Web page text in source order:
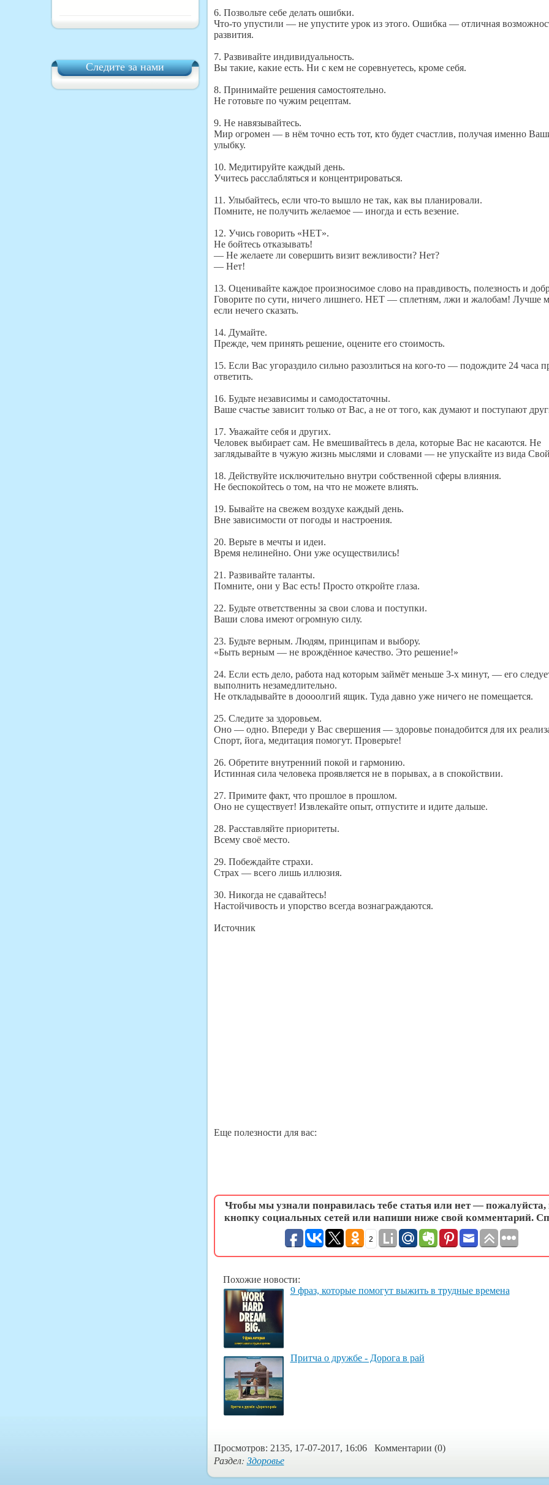
Следите за нами
6. Позвольте себе делать ошибки.
Что-то упустили — не упустите урок из этого. Ошибка — отличная
развития.
7. Развивайте индивидуальность.
Вы такие, какие есть. Ни с кем не соревнуетесь, кроме себя.
8. Принимайте решения самостоятельно.
Не готовьте по чужим рецептам.
9. Не навязывайтесь.
Мир огромен — в нём точно есть тот, кто будет счастлив, получая именно
улыбку.
10. Медитируйте каждый день.
Учитесь расслабляться и концентрироваться.
11. Улыбайтесь, если что-то вышло не так, как вы планировали.
Помните, не получить желаемое — иногда и есть везение.
12. Учись говорить «НЕТ».
Не бойтесь отказывать!
— Не желаете ли совершить визит вежливости? Нет?
— Нет!
13. Оценивайте каждое произносимое слово на правдивость, полезность и
Говорите по сути, ничего лишнего. НЕТ — сплетням, лжи и жалобам! Лучше
если нечего сказать.
14. Думайте.
Прежде, чем принять решение, оцените его стоимость.
15. Если Вас угораздило сильно разозлиться на кого-то — подождите 24 часа
ответить.
16. Будьте независимы и самодостаточны.
Ваше счастье зависит только от Вас, а не от того, как думают и поступают
17. Уважайте себя и других.
Человек выбирает сам. Не вмешивайтесь в дела, которые Вас не касаются. Не
заглядывайте в чужую жизнь мыслями и словами — не упускайте из вида
18. Действуйте исключительно внутри собственной сферы влияния.
Не беспокойтесь о том, на что не можете влиять.
19. Бывайте на свежем воздухе каждый день.
Вне зависимости от погоды и настроения.
20. Верьте в мечты и идеи.
Время нелинейно. Они уже осуществились!
21. Развивайте таланты.
Помните, они у Вас есть! Просто откройте глаза.
22. Будьте ответственны за свои слова и поступки.
Ваши слова имеют огромную силу.
23. Будьте верным. Людям, принципам и выбору.
«Быть верным — не врождённое качество. Это решение!»
24. Если есть дело, работа над которым займёт меньше 3-х минут, — его
выполнить незамедлительно.
Не откладывайте в доооолгий ящик. Туда давно уже ничего не помещается.
25. Следите за здоровьем.
Оно — одно. Впереди у Вас свершения — здоровье понадобится для их
Спорт, йога, медитация помогут. Проверьте!
26. Обретите внутренний покой и гармонию.
Истинная сила человека проявляется не в порывах, а в спокойствии.
27. Примите факт, что прошлое в прошлом.
Оно не существует! Извлекайте опыт, отпустите и идите дальше.
28. Расставляйте приоритеты.
Всему своё место.
29. Побеждайте страхи.
Страх — всего лишь иллюзия.
30. Никогда не сдавайтесь!
Настойчивость и упорство всегда вознаграждаются.
Источник
Еще полезности для вас:
Чтобы мы узнали понравилась тебе статья или нет —
кнопку социальных сетей или напиши ниже свой комментарий.
2
Похожие новости:
9 фраз, которые помогут выжить в трудные времена
Притча о дружбе - Дорога в рай
Просмотров: 2135, 17-07-2017, 16:06 Комментарии (0)
Раздел: Здоровье